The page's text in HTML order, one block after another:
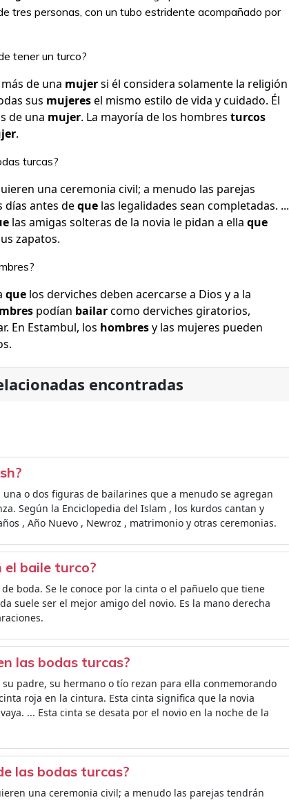
tres personas, con un tubo estridente acompañado por
tener un turco?
de una mujersi él considera solamente la religión
sus mujeresel mismo estilo de vida y cuidado. Él
de una mujer. La mayoría de los hombres turcos
.
turcas?
una ceremonia civil; a menudo las parejas
antes deque las legalidades sean completadas. ...
las amigas solteras de la novia le pidan a ella que
zapatos.
que los derviches deben acercarse a Dios y a la
podían bailarcomo derviches giratorios,
En Estambul, los hombresy las mujeres pueden
encontradas
o dos figuras de bailarines que a menudo se agregan
Según la Enciclopedia del Islam , los kurdos cantan y
, Año Nuevo , Newroz , matrimonio y otras ceremonias.
el baile turco?
boda. Se le conoce por la cinta o el pañuelo que tiene
suele ser el mejor amigo del novio. Es la mano derecha
las bodas turcas?
padre, su hermano o tío rezan para ella conmemorando
roja en la cintura. Esta cinta significa que la novia
... Esta cinta se desata por el novio en la noche de la
las bodas turcas?
una ceremonia civil; a menudo las parejas tendrán